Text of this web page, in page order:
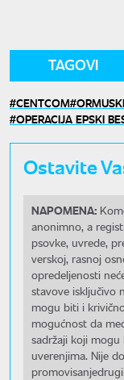
TAGOVI
CENTCOM
OPERACIJA EPSKI
Ostavite
NAPOMENA:
anonimno, a
psovke, uvrede,
verskoj, rasnoj
opredeljenosti
stavove isključivo
mogu biti i
mogućnost da
sadržaji koji
uverenjima. Nije